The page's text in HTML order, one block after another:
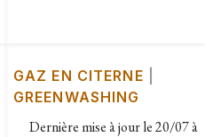
GAZ EN CITERNE
GREENWASHING
Dernière mise à jour le20/07 à